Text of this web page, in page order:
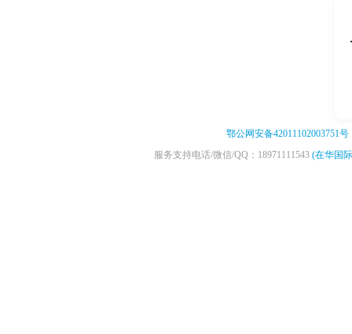
鄂公网安备42011102003751号
服务支持电话/微信/QQ：18971111543 (在华国